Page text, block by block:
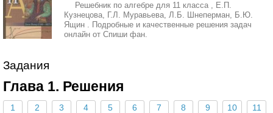
Решебник по алгебре для 11 класса , Е.П.
Кузнецова, Г.Л. Муравьева, Л.Б. Шнеперман, Б.Ю.
Ящин . Подробные и качественные решения задач
онлайн от Спиши фан.
Задания
Глава 1. Решения
1 2 3 4 5 6 7 8 9 10 11